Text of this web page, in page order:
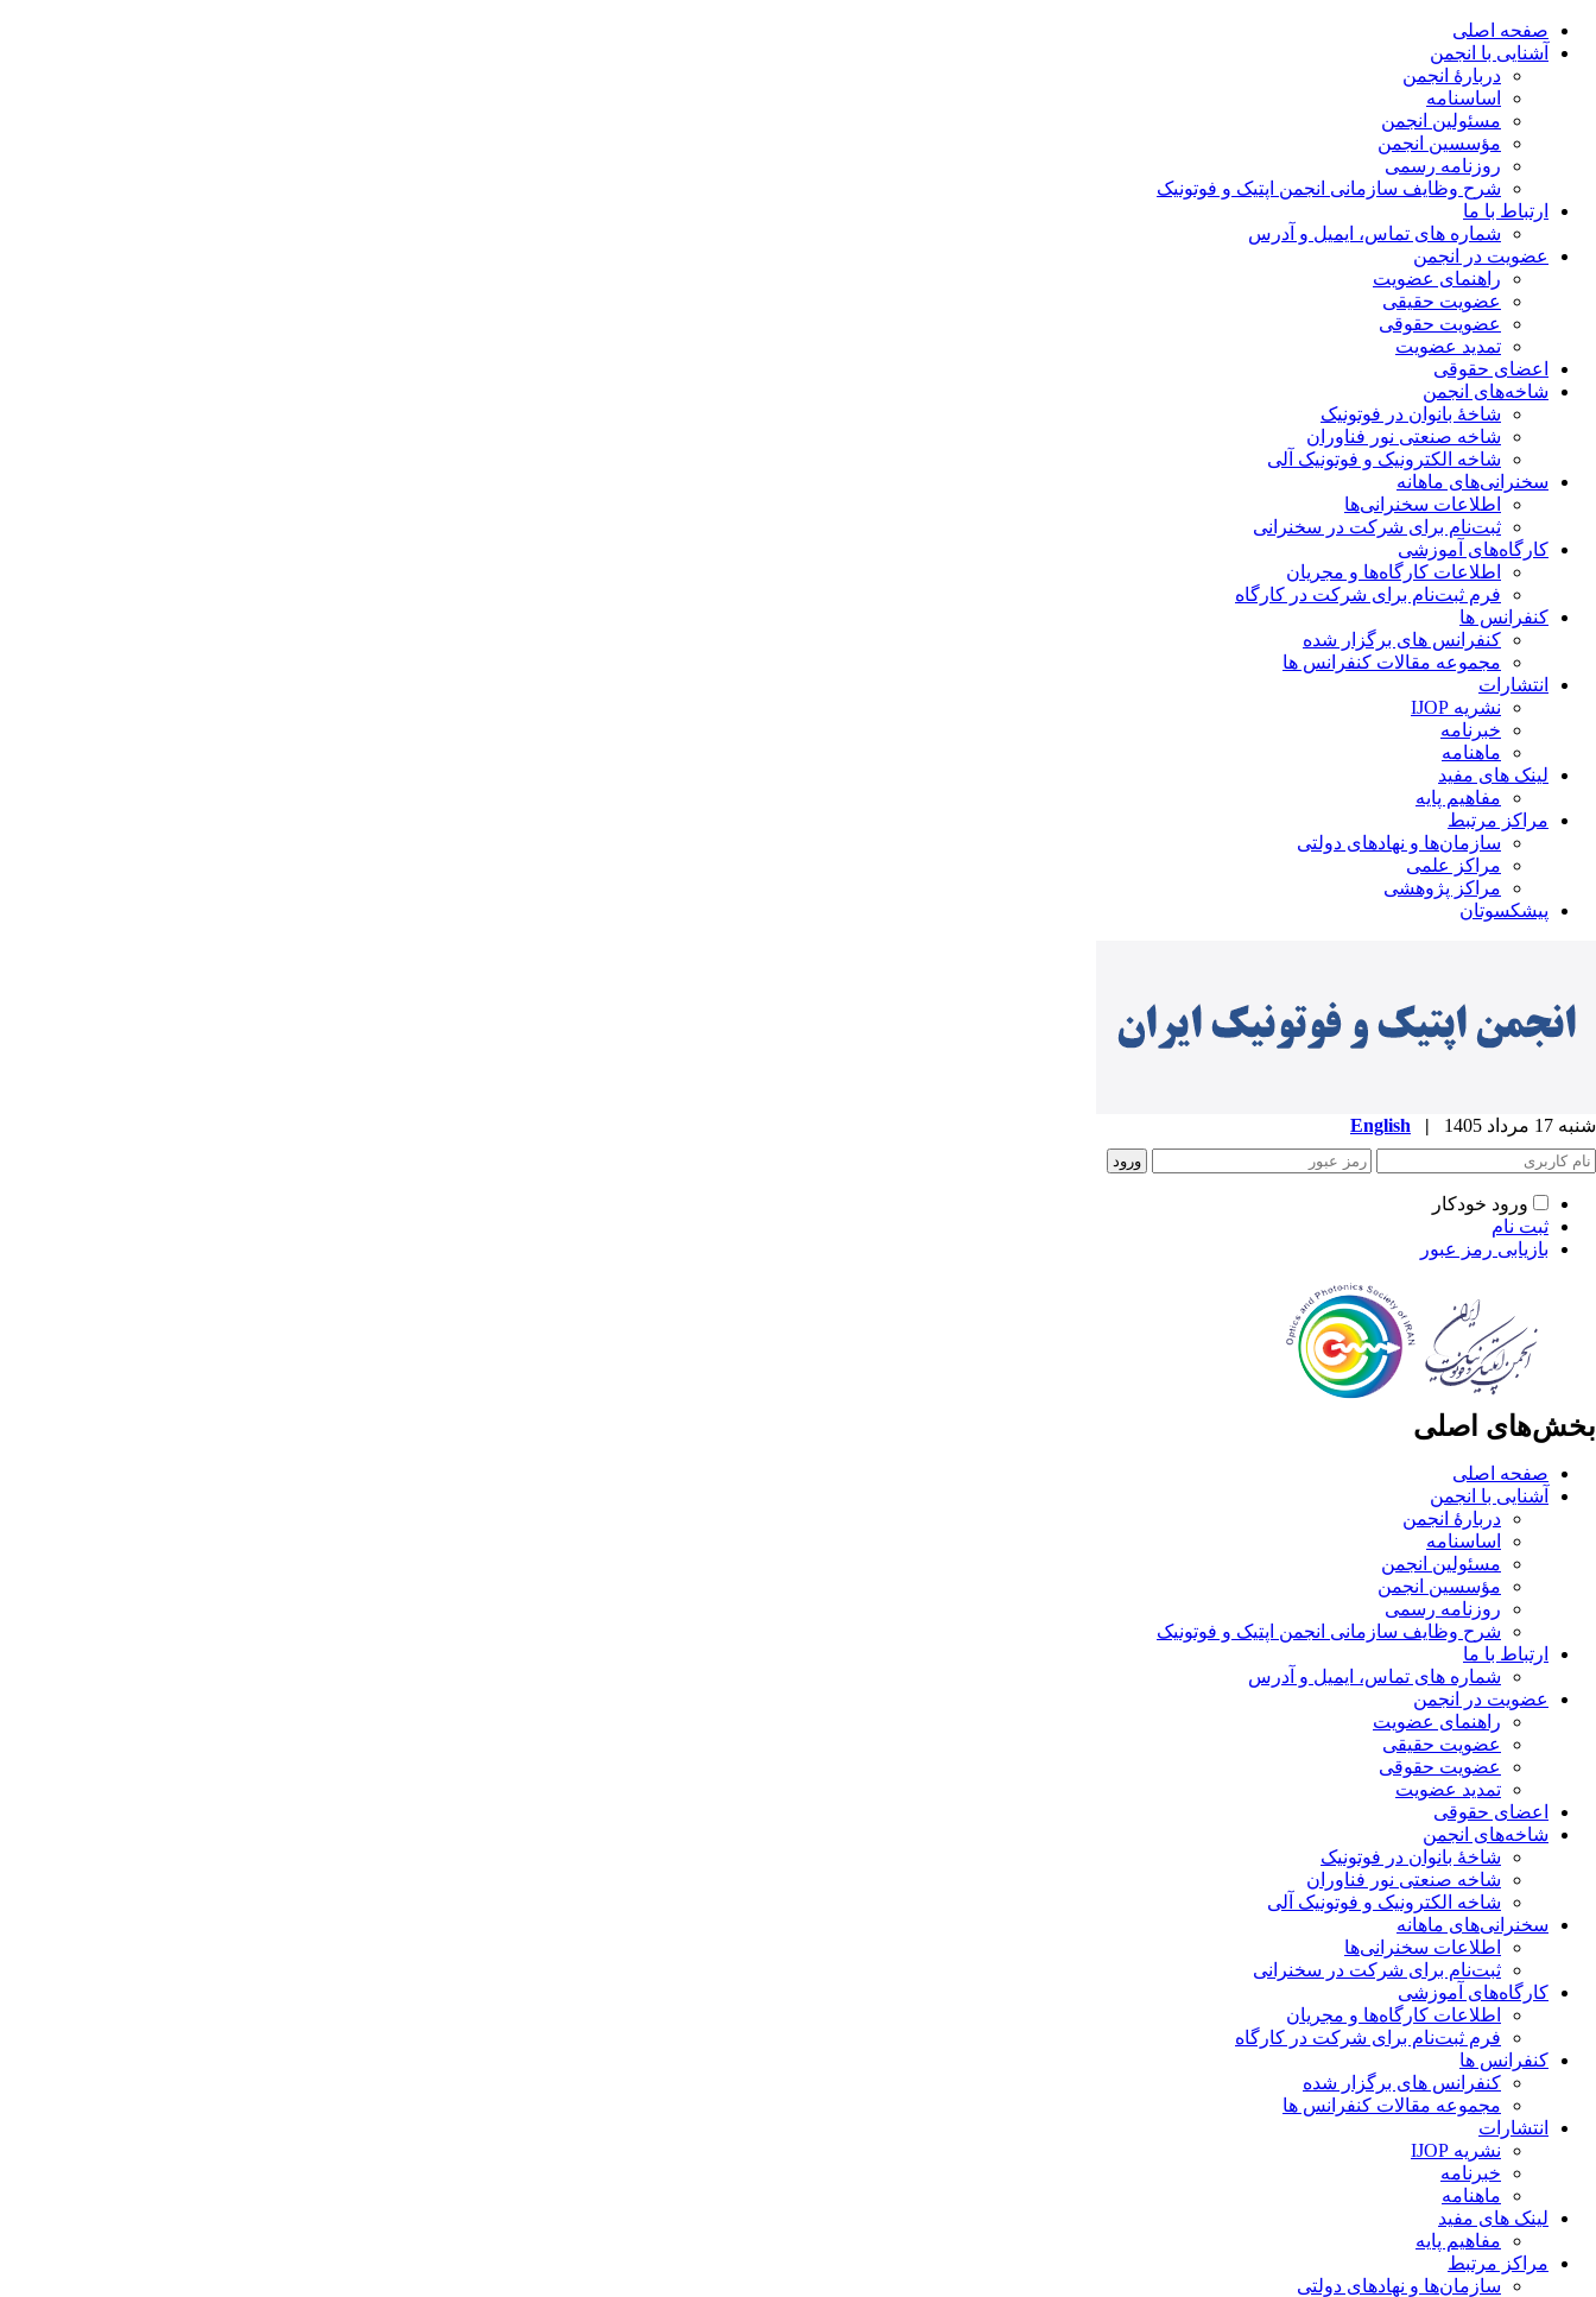
صفحه اصلی
آشنایی با انجمن
دربارۀ انجمن
اساسنامه
مسئولین انجمن
مؤسسین انجمن
روزنامه رسمی
شرح وظایف سازمانی انجمن اپتیک و فوتونیک
ارتباط با ما
شماره های تماس، ایمیل و آدرس
عضویت در انجمن
راهنمای عضویت
عضویت حقیقی
عضویت حقوقی
تمدید عضویت
اعضای حقوقی
شاخه‌های انجمن
شاخۀ بانوان در فوتونیک
شاخه صنعتی نور فناوران
شاخه‌ الکترونیک و فوتونیک آلی
سخنرانی‌های ماهانه
اطلاعات سخنرانی‌‌ها
ثبت‌نام برای شرکت در سخنرانی
کارگاه‌های آموزشی
اطلاعات کارگاه‌ها و مجریان
فرم ثبت‌نام برای شرکت در کارگاه
کنفرانس ها
کنفرانس های برگزار شده
مجموعه مقالات کنفرانس ها
انتشارات
نشریه IJOP
خبرنامه
ماهنامه
لینک های مفید
مفاهیم پایه
مراکز مرتبط
سازمان‌ها و نهادهای دولتی
مراکز علمی
مراکز پژوهشی
پیشکسوتان
شنبه 17 مرداد 1405 |
English
ورود خودکار
ثبت نام
بازیابی رمز عبور
بخش‌های اصلی
صفحه اصلی
آشنایی با انجمن
دربارۀ انجمن
اساسنامه
مسئولین انجمن
مؤسسین انجمن
روزنامه رسمی
شرح وظایف سازمانی انجمن اپتیک و فوتونیک
ارتباط با ما
شماره های تماس، ایمیل و آدرس
عضویت در انجمن
راهنمای عضویت
عضویت حقیقی
عضویت حقوقی
تمدید عضویت
اعضای حقوقی
شاخه‌های انجمن
شاخۀ بانوان در فوتونیک
شاخه صنعتی نور فناوران
شاخه‌ الکترونیک و فوتونیک آلی
سخنرانی‌های ماهانه
اطلاعات سخنرانی‌‌ها
ثبت‌نام برای شرکت در سخنرانی
کارگاه‌های آموزشی
اطلاعات کارگاه‌ها و مجریان
فرم ثبت‌نام برای شرکت در کارگاه
کنفرانس ها
کنفرانس های برگزار شده
مجموعه مقالات کنفرانس ها
انتشارات
نشریه IJOP
خبرنامه
ماهنامه
لینک های مفید
مفاهیم پایه
مراکز مرتبط
سازمان‌ها و نهادهای دولتی